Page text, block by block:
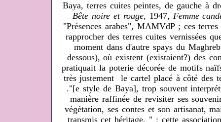
Baya, terres cuites peintes, de gauche à
Bête noire et rouge, 1947, Femme
"Présences arabes", MAMVdP ; ces
rapprocher des terres cuites vernissées
moment dans d'autre spays du
dessous), où existent (existaient?) des
pratiquait la poterie décorée de motifs
très justement le cartel placé à côté des
."[e style de Baya], trop souvent
manière raffinée de revisiter ses
végétation, ses contes et son artisanat,
transmis cet héritage. " ; cette